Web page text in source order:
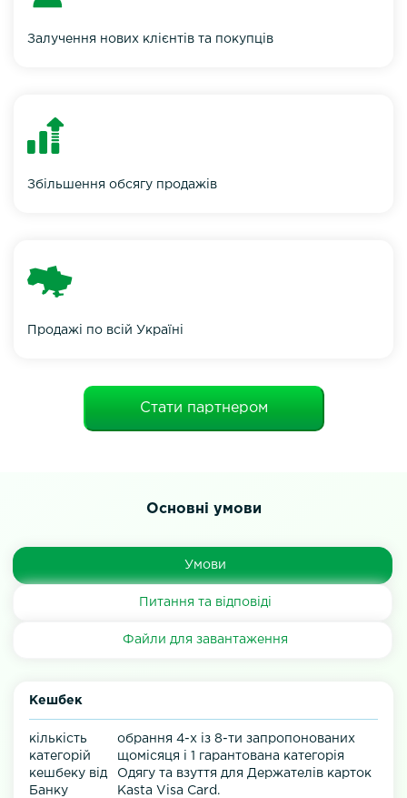
Залучення нових клієнтів та покупців
Збільшення обсягу продажів
Продажі по всій Україні
Стати партнером
Основні умови
Умови
Питання та відповіді
Файли для завантаження
Кешбек
кількість
категорій
кешбеку від
Банку
обрання 4-х із 8-ти запропонованих
щомісяця і 1 гарантована категорія
Одягу та взуття для Держателів карток
Kasta Visa Card.